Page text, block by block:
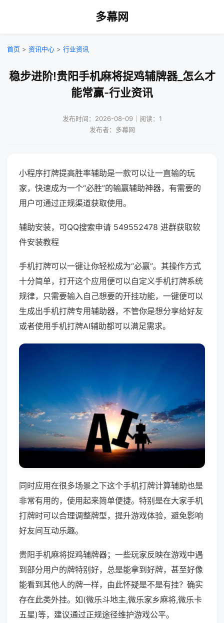
多幕网
首页 > 资讯中心 > 行业资讯
稳步进阶!贵阳手机麻将捉鸡辅牌器_怎么才
能常赢-行业资讯
发布时间：2026-08-09｜阅读：1
发布者：多幕网
小程序打牌提高胜率辅助是一款可以让一直输的玩
家，快速成为一个“必胜”的输赢辅助神器，有需要的
用户可通过正规渠道获取使用。
辅助安装，可QQ搜索申请 549552478 进群获取软
件安装教程
手机打牌可以一键让你轻松成为“必赢”。其操作方式
十分简单，打开这个应用便可以自定义手机打牌系统
规律，只需要输入自己想要的开挂功能，一键便可以
生成出手机打牌专用辅助器，不管你是想分享给好友
或者使用手机打牌AI辅助都可以满足需求。
同时应用在很多场景之下这个手机打牌计算辅助也是
非常有用的，使用起来简单便捷。特别是在大家手机
打牌时可以合理调整牌型，提升游戏体验，避免影响
好友间互动乐趣。
贵阳手机麻将捉鸡辅牌器；一些玩家反映在游戏中遇
到部分用户的牌特别好，总是能拿到好牌，甚至好像
能看到其他人的牌一样，由此怀疑是不是有挂？确实
存在此类外挂。如(微乐斗地主,微乐家乡麻将,微乐卡
五星)等，建议通过正规途径维护游戏公平。